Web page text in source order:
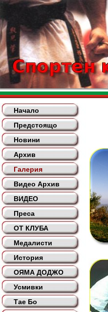
Начало
Предстоящо
Новини
Архив
Галерия
Видео Архив
ВИДЕО
Преса
ОТ КЛУБА
Медалисти
История
ОЯМА ДОДЖО
Усмивки
Тае Бо